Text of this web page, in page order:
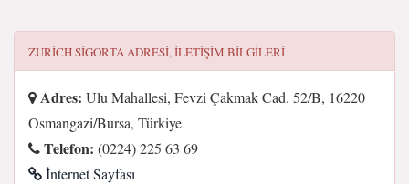
ZURICH SIGORTAADRESI, ILETIŞIM BILGILERI
Adres: Ulu Mahallesi, Fevzi Çakmak Cad. 52/B, 16220
Osmangazi/Bursa, Türkiye
Telefon: (0224) 225 63 69
İnternet Sayfası